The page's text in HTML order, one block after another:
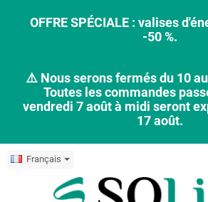
OFFRE SPÉCIALE : valises
-50 %.
⚠️ Nous serons fermés du 10
Toutes les commandes
vendredi 7 août à midi seront
17 août.
Français